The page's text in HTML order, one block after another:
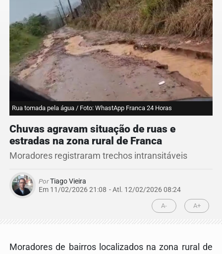
Rua tomada pela água / Foto: WhastApp Franca 24 Horas
Chuvas agravam situação de ruas e
estradas na zona rural de Franca
Moradores registraram trechos intransitáveis
PorTiago Vieira
Em 11/02/2026 21:08 - Atl. 12/02/2026 08:24
A- A+
Moradores de bairros localizados na zona rural de